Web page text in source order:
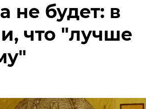
не будет: в
что "лучше